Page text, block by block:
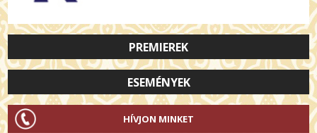
PREMIEREK
ESEMÉNYEK
HÍVJON MINKET